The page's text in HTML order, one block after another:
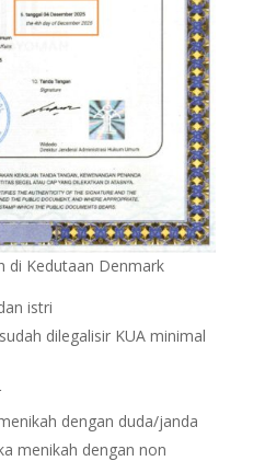
di Kedutaan Denmark
istri
dilegalisir KUA minimal
dengan duda/janda
menikah dengan non